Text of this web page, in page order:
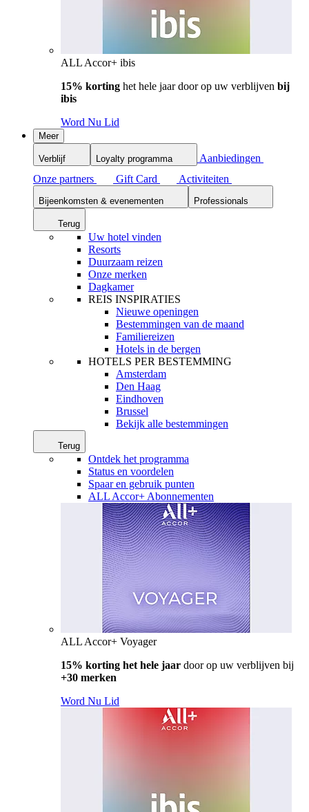
ALL Accor+ ibis
15% korting het hele jaar door op uw verblijven bij
ibis
Word Nu Lid
Meer
Verblijf Loyalty programma
Aanbiedingen
Onze partners
Gift Card Activiteiten
Bijeenkomsten & evenementen Professionals
Terug
Uw hotel vinden
Resorts
Duurzaam reizen
Onze merken
Dagkamer
REIS INSPIRATIES
Nieuwe openingen
Bestemmingen van de maand
Familiereizen
Hotels in de bergen
HOTELS PER BESTEMMING
Amsterdam
Den Haag
Eindhoven
Brussel
Bekijk alle bestemmingen
Terug
Ontdek het programma
Status en voordelen
Spaar en gebruik punten
ALL Accor+ Abonnementen
ALL Accor+ Voyager
15% korting het hele jaar door op uw verblijven bij
+30 merken
Word Nu Lid